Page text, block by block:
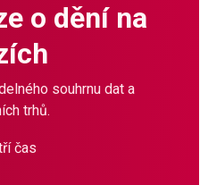
o dění na
souhrnu dat a
trhů.
čas